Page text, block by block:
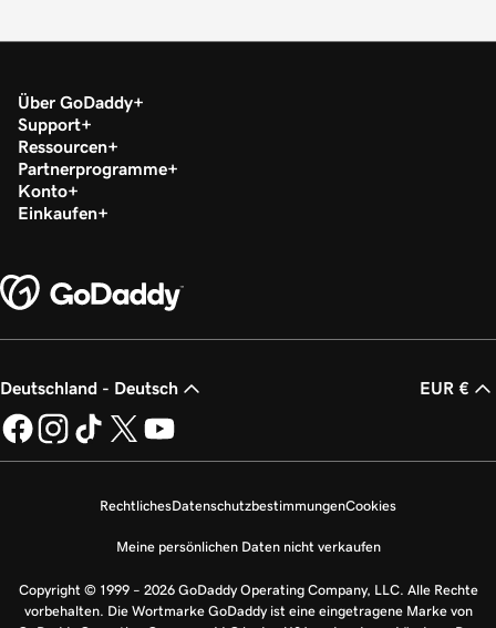
Über GoDaddy
Support
Ressourcen
Partnerprogramme
Konto
Einkaufen
Deutschland - Deutsch EUR €
RechtlichesDatenschutzbestimmungenCookies
Meine persönlichen Daten nicht verkaufen
Copyright © 1999 – 2026 GoDaddy Operating Company, LLC. Alle Rechte
vorbehalten. Die Wortmarke GoDaddy ist eine eingetragene Marke von